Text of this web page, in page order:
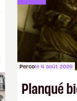
petits
Percole 4 août 2026
Planqué